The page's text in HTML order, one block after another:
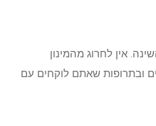
לפני השינה. אין לחרוג מהמינון
ובתרופות שאתם לוקחים עם